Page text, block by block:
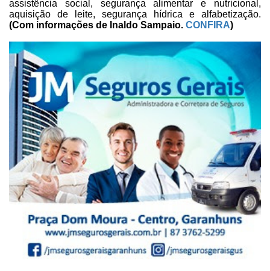
assistência social, segurança alimentar e nutricional,
aquisição de leite, segurança hídrica e alfabetização.
(Com informações de Inaldo Sampaio. CONFIRA)